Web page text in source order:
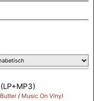
(LP+MP3)
Butler/ Music On Vinyl